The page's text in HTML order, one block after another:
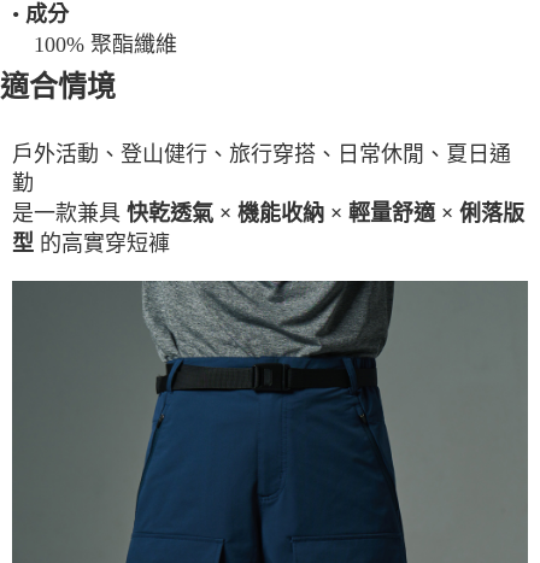
• 成分
100% 聚酯纖維
適合情境
戶外活動、登山健行、旅行穿搭、日常休閒、夏日通
勤
是一款兼具 快乾透氣 × 機能收納 × 輕量舒適 × 俐落版
型 的高實穿短褲